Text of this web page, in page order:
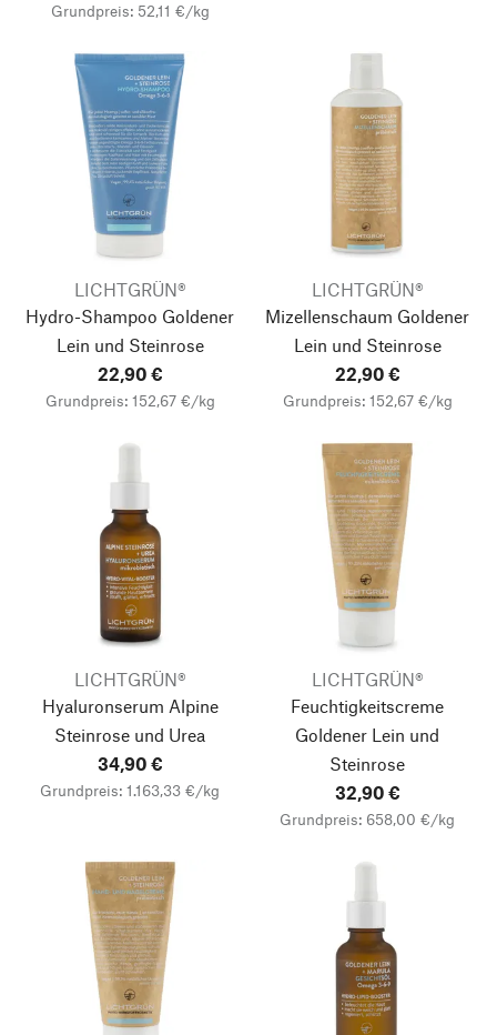
Grundpreis: 52,11 €/kg
LICHTGRÜN®
Hydro-Shampoo Goldener
Lein und Steinrose
22,90 €
Grundpreis: 152,67 €/kg
LICHTGRÜN®
Mizellenschaum Goldener
Lein und Steinrose
22,90 €
Grundpreis: 152,67 €/kg
LICHTGRÜN®
Hyaluronserum Alpine
Steinrose und Urea
34,90 €
Grundpreis: 1.163,33 €/kg
LICHTGRÜN®
Feuchtigkeitscreme
Goldener Lein und
Steinrose
32,90 €
Grundpreis: 658,00 €/kg